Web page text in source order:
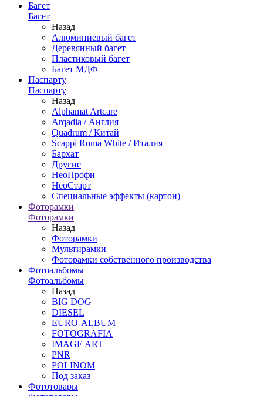
Багет
Багет
Назад
Алюминиевый багет
Деревянный багет
Пластиковый багет
Багет МДФ
Паспарту
Паспарту
Назад
Alphamat Artcare
Arqadia / Англия
Quadrum / Китай
Scappi Roma White / Италия
Бархат
Другие
НеоПрофи
НеоСтарт
Специальные эффекты (картон)
Фоторамки
Фоторамки
Назад
Фоторамки
Мультирамки
Фоторамки собственного производства
Фотоальбомы
Фотоальбомы
Назад
BIG DOG
DIESEL
EURO-ALBUM
FOTOGRAFIA
IMAGE ART
PNR
POLINOM
Под заказ
Фототовары